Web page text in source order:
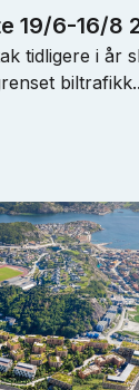
19/6-16/8
tidligere i år